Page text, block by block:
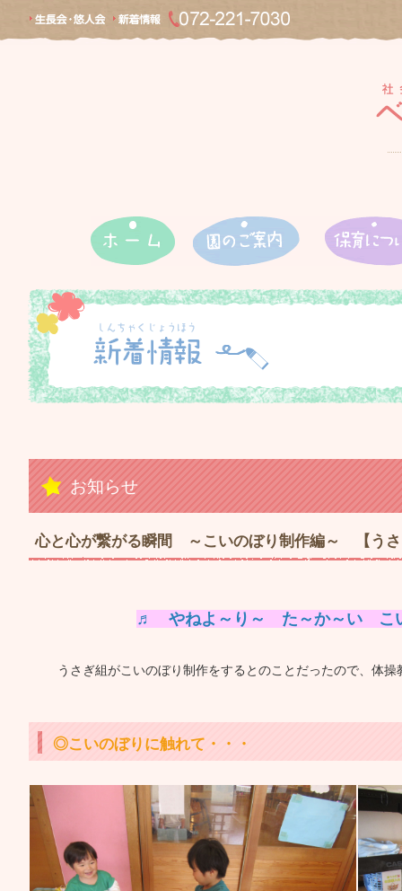
お知らせ
心と心が繋がる瞬間 ～こいのぼり制作編～ 【う
♬ やねよ～り～ た～か～い こ
うさぎ組がこいのぼり制作をするとのことだったので、体
◎こいのぼりに触れて・・・